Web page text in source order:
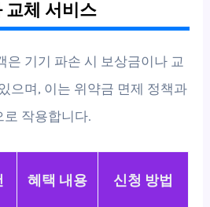
교체 서비스
은 기기 파손 시 보상금이나 교
으며, 이는 위약금 면제 정책과
작용합니다.
혜택 내용 신청 방법